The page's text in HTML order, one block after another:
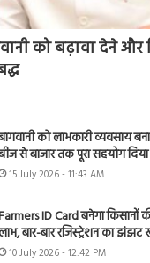
को बढ़ावा देने
को लाभकारी व्यवसाय
से बाजार तक पूरा सहयोग
15 July 2026 - 11:43 AM
ID Card बनेगा किसानों
बार-बार रजिस्ट्रेशन का
10 July 2026 - 12:42 PM